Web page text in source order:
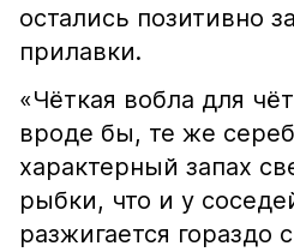
остались позитивно
прилавки.
«Чёткая вобла для
вроде бы, те же
характерный запах
рыбки, что и у
разжигается гораздо